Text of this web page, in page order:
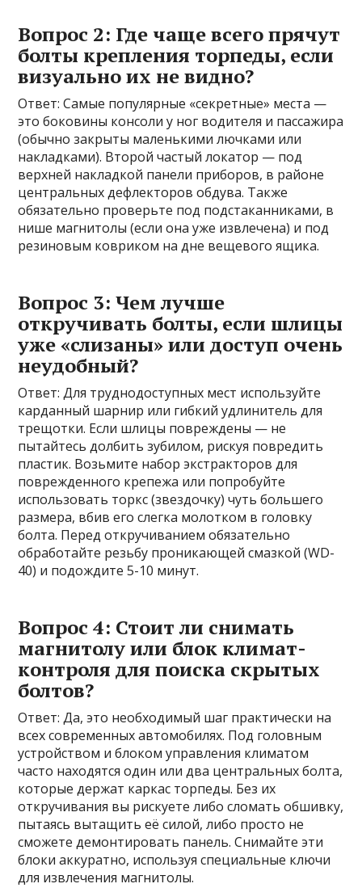
Вопрос 2: Где чаще всего прячут
болты крепления торпеды, если
визуально их не видно?
Ответ: Самые популярные «секретные» места —
это боковины консоли у ног водителя и пассажира
(обычно закрыты маленькими лючками или
накладками). Второй частый локатор — под
верхней накладкой панели приборов, в районе
центральных дефлекторов обдува. Также
обязательно проверьте под подстаканниками, в
нише магнитолы (если она уже извлечена) и под
резиновым ковриком на дне вещевого ящика.
Вопрос 3: Чем лучше
откручивать болты, если шлицы
уже «слизаны» или доступ очень
неудобный?
Ответ: Для труднодоступных мест используйте
карданный шарнир или гибкий удлинитель для
трещотки. Если шлицы повреждены — не
пытайтесь долбить зубилом, рискуя повредить
пластик. Возьмите набор экстракторов для
поврежденного крепежа или попробуйте
использовать торкс (звездочку) чуть большего
размера, вбив его слегка молотком в головку
болта. Перед откручиванием обязательно
обработайте резьбу проникающей смазкой (WD-
40) и подождите 5-10 минут.
Вопрос 4: Стоит ли снимать
магнитолу или блок климат-
контроля для поиска скрытых
болтов?
Ответ: Да, это необходимый шаг практически на
всех современных автомобилях. Под головным
устройством и блоком управления климатом
часто находятся один или два центральных болта,
которые держат каркас торпеды. Без их
откручивания вы рискуете либо сломать обшивку,
пытаясь вытащить её силой, либо просто не
сможете демонтировать панель. Снимайте эти
блоки аккуратно, используя специальные ключи
для извлечения магнитолы.